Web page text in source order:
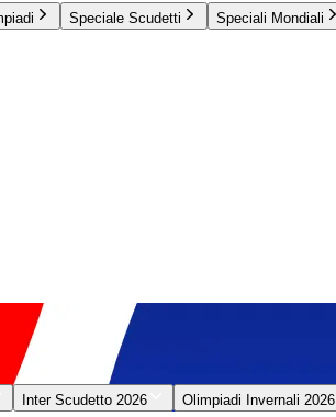
Speciale Scudetti Speciali Mondiali
Inter Scudetto 2026 Olimpiadi Invernali 2026